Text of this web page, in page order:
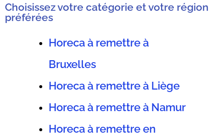
Choisissez votre catégorie et votre région
préférées
Horeca à remettre à
Bruxelles
Horeca à remettre à Liège
Horeca à remettre à Namur
Horeca à remettre en